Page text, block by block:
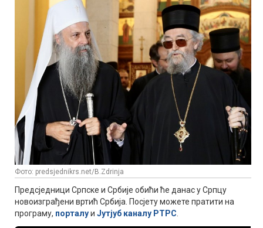
Фото: predsjednikrs.net/B.Zdrinja
Предсједници Српске и Србије обићи ће данас у Српцу
новоизграђени вртић Србија. Посјету можете пратити на
програму, порталуи Јутјуб каналу РТРС.